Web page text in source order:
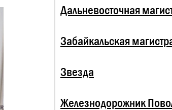
Дальневосточная
Забайкальская
Звезда
Железнодорожник